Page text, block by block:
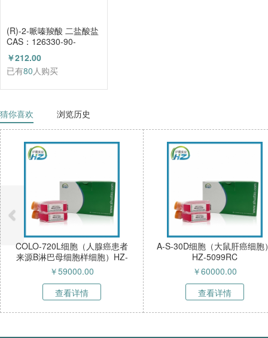
(R)-2-哌嗪羧酸 二盐酸盐
CAS：126330-90-
3（HZ52003684）
￥212.00
已有80人购买
猜你喜欢 浏览历史
COLO-720L细胞（人腺癌患者
来源B淋巴母细胞样细胞）HZ-
52268HC
￥59000.00
查看详情
A-S-30D细胞（大鼠肝癌细胞
HZ-5099RC
￥60000.00
查看详情